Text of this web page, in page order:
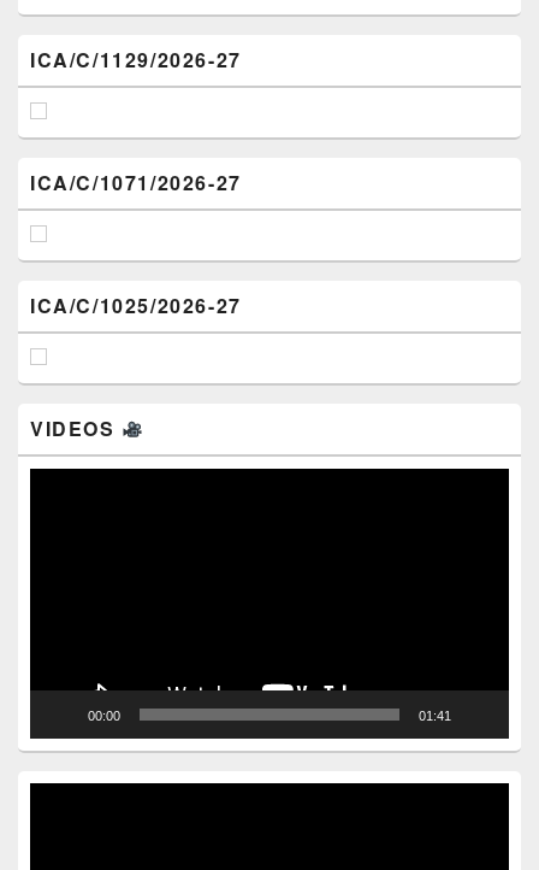
ICA/C/1129/2026-27
ICA/C/1071/2026-27
ICA/C/1025/2026-27
VIDEOS
00:00 01:41